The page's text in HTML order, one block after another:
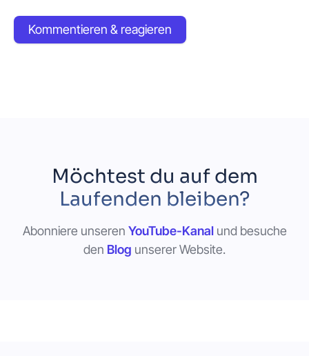
Kommentieren & reagieren
Möchtest du auf dem
Laufenden bleiben?
Abonniere unseren YouTube-Kanalund besuche
den Blog unserer Website.